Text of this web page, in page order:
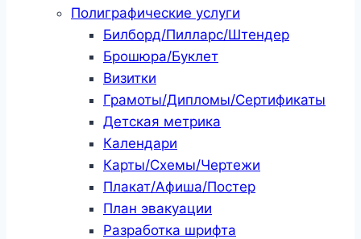
Полиграфические услуги
Билборд/Пилларс/Штендер
Брошюра/Буклет
Визитки
Грамоты/Дипломы/Сертификаты
Детская метрика
Календари
Карты/Схемы/Чертежи
Плакат/Афиша/Постер
План эвакуации
Разработка шрифта